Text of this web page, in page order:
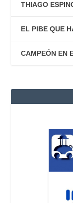
THIAGO
EL PIBE QUE
CAMPEÓN EN